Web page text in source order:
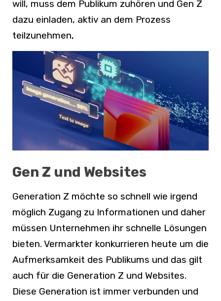
will, muss dem Publikum zuhören und Gen Z
dazu einladen, aktiv an dem Prozess
teilzunehmen,
Gen Z und Websites
Generation Z möchte so schnell wie irgend
möglich Zugang zu Informationen und daher
müssen Unternehmen ihr schnelle Lösungen
bieten. Vermarkter konkurrieren heute um die
Aufmerksamkeit des Publikums und das gilt
auch für die Generation Z und Websites.
Diese Generation ist immer verbunden und